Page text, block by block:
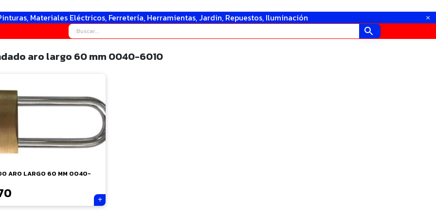
Materiales Eléctricos, Ferretería, Herramientas, Jardin, Repuestos, Iluminación
aro largo 60 mm 0040-6010
ARO LARGO 60 MM 0040-